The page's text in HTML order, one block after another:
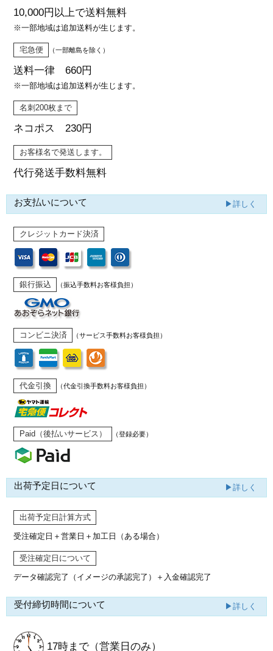
10,000円以上で送料無料
※一部地域は追加送料が生じます。
宅急便 （一部離島を除く）
送料一律 660円
※一部地域は追加送料が生じます。
名刺200枚まで
ネコポス 230円
お客様名で発送します。
代行発送手数料無料
お支払いについて ▶詳しく
クレジットカード決済
銀行振込 （振込手数料お客様負担）
コンビニ決済 （サービス手数料お客様負担）
代金引換 （代金引換手数料お客様負担）
Paid（後払いサービス） （登録必要）
出荷予定日について ▶詳しく
出荷予定日計算方式
受注確定日＋営業日＋加工日（ある場合）
受注確定日について
データ確認完了（イメージの承認完了） ＋入金確認完了
受付締切時間について ▶詳しく
17時まで （営業日のみ）